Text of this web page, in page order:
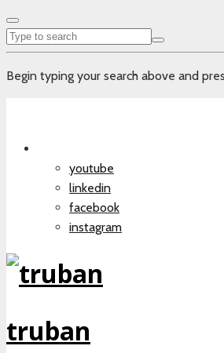
Begin typing your search above and
youtube
linkedin
facebook
instagram
truban